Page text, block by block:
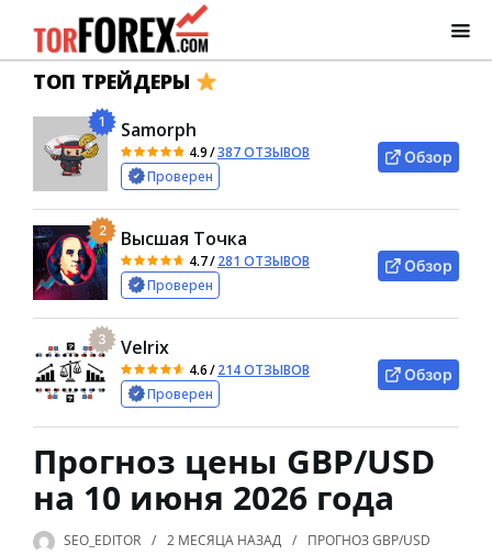
ТОП ТРЕЙДЕРЫ
1 Samorph
4.9/387 ОТЗЫВОВ
Проверен
Обзор
2 Высшая Точка
4.7/281 ОТЗЫВОВ
Проверен
Обзор
3 Velrix
4.6/214 ОТЗЫВОВ
Проверен
Обзор
Прогноз цены GBP/USD
на 10 июня 2026 года
SEO_EDITOR 2 МЕСЯЦА НАЗАД ПРОГНОЗ GBP/USD